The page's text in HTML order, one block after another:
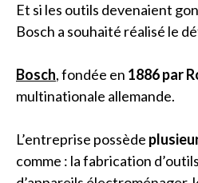
Et si les outils devenaient
Bosch a souhaité réalisé le
Bosch, fondée en 1886 par
multinationale allemande.
L’entreprise possède
comme : la fabrication